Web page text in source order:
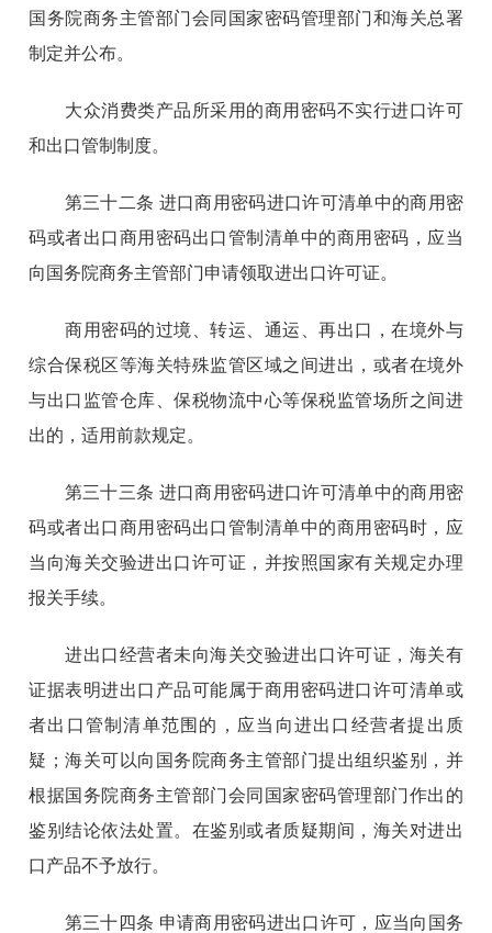
国务院商务主管部门会同国家密码管理部门和海关总署
制定并公布。
大众消费类产品所采用的商用密码不实行进口许可
和出口管制制度。
第三十二条 进口商用密码进口许可清单中的商用密
码或者出口商用密码出口管制清单中的商用密码，应当
向国务院商务主管部门申请领取进出口许可证。
商用密码的过境、转运、通运、再出口，在境外与
综合保税区等海关特殊监管区域之间进出，或者在境外
与出口监管仓库、保税物流中心等保税监管场所之间进
出的，适用前款规定。
第三十三条 进口商用密码进口许可清单中的商用密
码或者出口商用密码出口管制清单中的商用密码时，应
当向海关交验进出口许可证，并按照国家有关规定办理
报关手续。
进出口经营者未向海关交验进出口许可证，海关有
证据表明进出口产品可能属于商用密码进口许可清单或
者出口管制清单范围的，应当向进出口经营者提出质
疑；海关可以向国务院商务主管部门提出组织鉴别，并
根据国务院商务主管部门会同国家密码管理部门作出的
鉴别结论依法处置。在鉴别或者质疑期间，海关对进出
口产品不予放行。
第三十四条 申请商用密码进出口许可，应当向国务